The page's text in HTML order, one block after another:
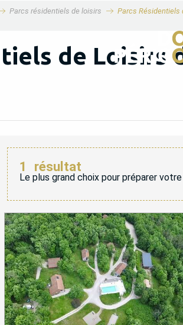
Parcs résidentiels de loisirs Parcs Résidentiels
de Loisirs
1 résultat
Le plus grand choix pour préparer